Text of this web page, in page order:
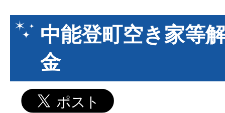
中能登町空き家等
金